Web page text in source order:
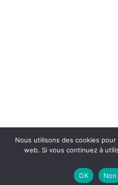
Nous utilisons des cookies
web. Si vous continuez à
OK
Non